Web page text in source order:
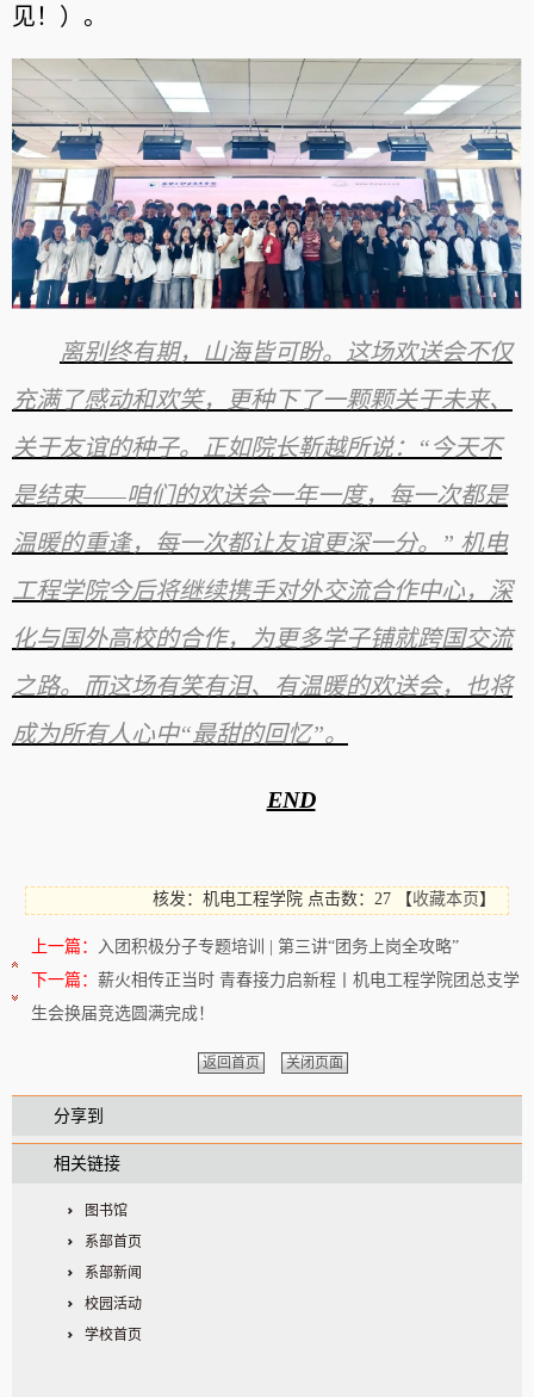
见！）。
离别终有期，山海皆可盼。这场欢送会不仅
充满了感动和欢笑，更种下了一颗颗关于未来、
关于友谊的种子。正如院长靳越所说：“今天不
是结束——咱们的欢送会一年一度，每一次都是
温暖的重逢，每一次都让友谊更深一分。” 机电
工程学院今后将继续携手对外交流合作中心，深
化与国外高校的合作，为更多学子铺就跨国交流
之路。而这场有笑有泪、有温暖的欢送会，也将
成为所有人心中“最甜的回忆”。
END
核发：机电工程学院 点击数：27 【收藏本页 】
上一篇：
入团积极分子专题培训 | 第三讲“团务上岗全攻略”
下一篇： 薪火相传正当时 青春接力启新程丨机电工程学院团总支学
生会换届竞选圆满完成！
返回首页 关闭页面
分享到
相关链接
图书馆
系部首页
系部新闻
校园活动
学校首页